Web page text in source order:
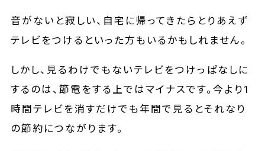
音がないと寂しい、自宅に帰ってきたらとりあえず
テレビをつけるといった方もいるかもしれません。
しかし、見るわけでもないテレビをつけっぱなしに
するのは、節電をする上ではマイナスです。今より1
時間テレビを消すだけでも年間で見るとそれなり
の節約につながります。